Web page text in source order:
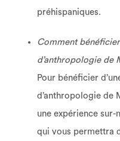
préhispaniques.
Comment
d’anthropologie de
Pour bénéficier
d’anthropologie de
une expérience
qui vous permettra